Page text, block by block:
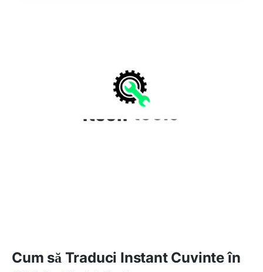
Cum să Traduci Instant Cuvinte în